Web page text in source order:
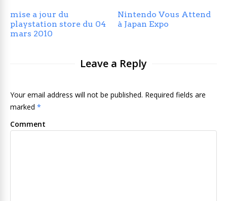
mise a jour du
playstation store du 04
mars 2010
Nintendo Vous Attend
à Japan Expo
Leave a Reply
Your email address will not be published. Required fields are
marked *
Comment